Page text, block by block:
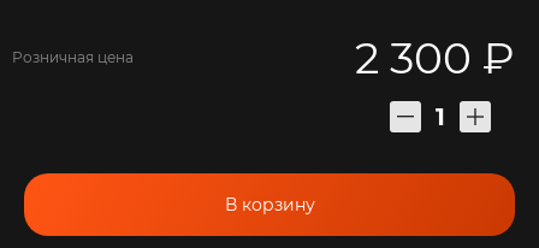
Розничная цена 2 300 ₽
В корзину